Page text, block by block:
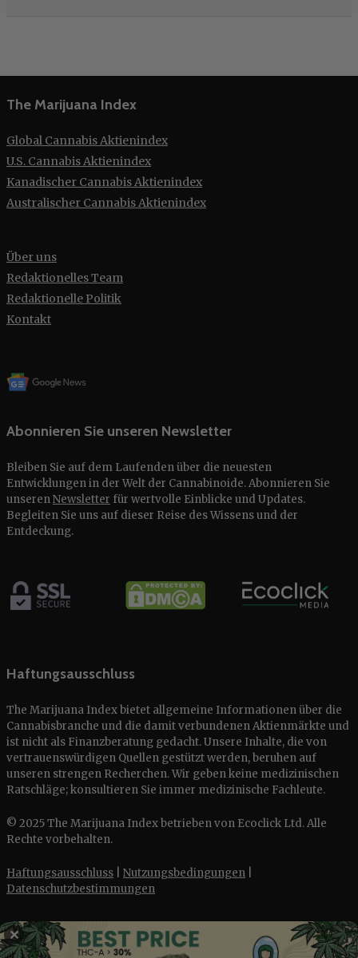
The Marijuana Index
Global Cannabis Aktienindex
U.S. Cannabis Aktienindex
Kanadischer Cannabis Aktienindex
Australischer Cannabis Aktienindex
Über uns
Redaktionelles Team
Redaktionelle Politik
Kontakt
Abonnieren Sie unseren Newsletter
Bleiben Sie auf dem Laufenden über die neuesten
Entwicklungen in der Welt der Cannabinoide. Abonnieren Sie
unserenNewsletter für wertvolle Einblicke und Updates.
Begleiten Sie uns auf dieser Reise des Wissens und der
Entdeckung.
Haftungsausschluss
The Marijuana Index bietet allgemeine Informationen über die
Cannabisbranche und die damit verbundenen Aktienmärkte und
ist nicht als Finanzberatung gedacht. Unsere Inhalte, die von
vertrauenswürdigen Quellen gestützt werden, beruhen auf
unseren strengen Recherchen. Wir geben keine medizinischen
Ratschläge; konsultieren Sie immer medizinische Fachleute.
© 2025 The Marijuana Index betrieben von Ecoclick Ltd. Alle
Rechte vorbehalten.
Haftungsausschluss Nutzungsbedingungen
Datenschutzbestimmungen
English
✕